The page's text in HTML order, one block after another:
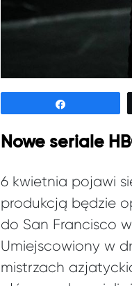
Nowe seriale
6 kwietnia pojawi
produkcją będzie
do San Francisco
Umiejscowiony w
mistrzach